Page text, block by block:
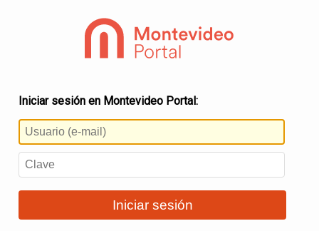
Iniciar sesión en Montevideo Portal:
Iniciar sesión